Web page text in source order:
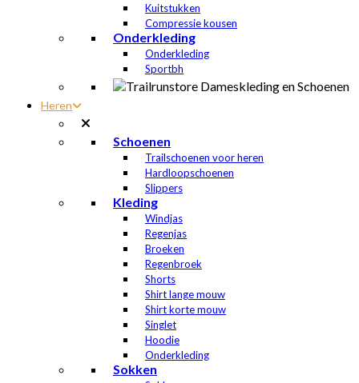
Kuitstukken
Compressie kousen
Onderkleding
Onderkleding
Sportbh
Heren
Schoenen
Trailschoenen voor heren
Hardloopschoenen
Slippers
Kleding
Windjas
Regenjas
Broeken
Regenbroek
Shorts
Shirt lange mouw
Shirt korte mouw
Singlet
Hoodie
Onderkleding
Sokken